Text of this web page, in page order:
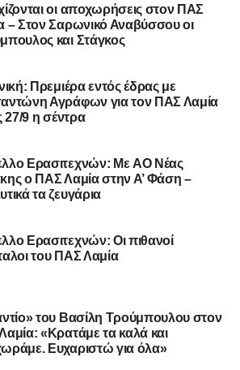
Βασίλη στην οικογένεια του
υγεία και πολλές
τον Χρυσόστομο Στάγκο
ανακοινώνει την
Χρυσόστομου Στάγκου.
(γεννημένος στις
επίσης από μία γεμάτη χρονιά
ΠΑΣ Λαμία. Στο παρελθόν
ενώ πέρασε και από ομάδες
όπως οι Nocerina, S. Maria
έχοντας ξεκινήσει την
από τον Απόλλωνα Σμύρνης.
οικογένεια του Σαρωνικού και
οι αποχωρήσεις στον ΠΑΣ
– Στον Σαρωνικό Αναβύσσου οι
και Στάγκος
Πρεμιέρα εντός έδρας με
Αγράφων για τον ΠΑΣ Λαμία
27/9 η σέντρα
Ερασιτεχνών: Με AO Nέας
ο ΠΑΣ Λαμία στην Α’ Φάση –
τα ζευγάρια
Ερασιτεχνών: Οι πιθανοί
του ΠΑΣ Λαμία
του Βασίλη Τρούμπουλου στον
«Κρατάμε τα καλά και
Ευχαριστώ για όλα»